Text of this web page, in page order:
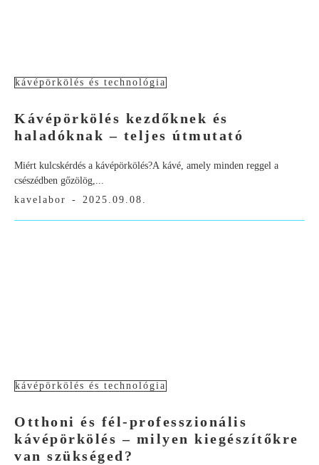
kávépörkölés és technológia
Kávépörkölés kezdőknek és
haladóknak – teljes útmutató
Miért kulcskérdés a kávépörkölés?A kávé, amely minden reggel a
csészédben gőzölög,...
kavelabor
- 2025.09.08.
kávépörkölés és technológia
Otthoni és fél-professzionális
kávépörkölés – milyen kiegészítőkre
van szükséged?